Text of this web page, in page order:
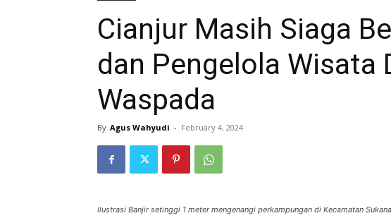
Cianjur Masih Siaga
dan Pengelola Wisata
Waspada
By Agus Wahyudi - February 4, 2024
Ilustrasi Banjir setinggi 1 meter mengenangi perkampungan di Kecamatan